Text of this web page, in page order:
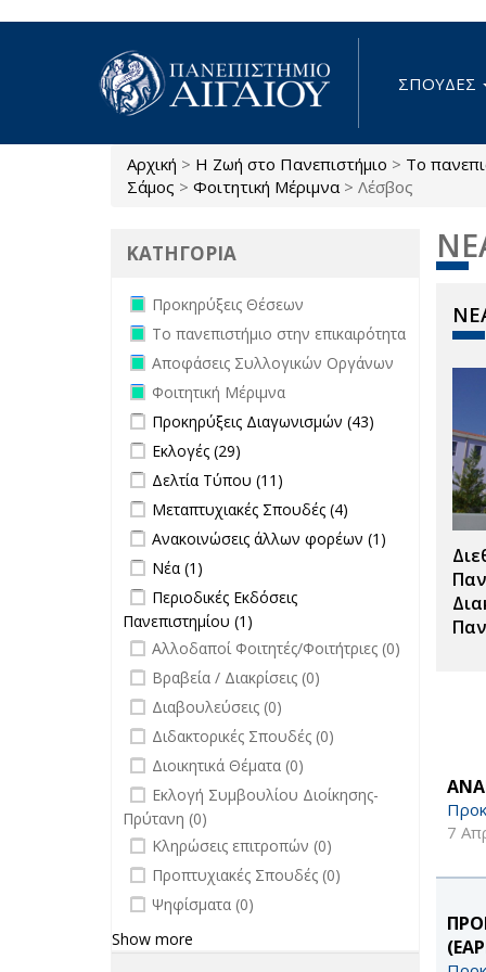
ΣΠΟΥΔΕΣ
Είστε εδώ
Αρχική > Η Ζωή στο Πανεπιστήμιο > Το
Σάμος > Φοιτητική Μέριμνα > Λέσβος
7
ΚΑΤΗΓΟΡΙΑ
Remove Προκηρύξεις Θέσεων filter
Προκηρύξεις Θέσεων
Remove Το πανεπιστήμιο στην
επικαιρότητα filter
Το πανεπιστήμιο στην επικαιρότητα
Remove Αποφάσεις Συλλογικών
Οργάνων filter
Αποφάσεις Συλλογικών Οργάνων
Remove Φοιτητική Μέριμνα filter
Φοιτητική Μέριμνα
Apply Προκηρύξεις Διαγωνισμών
filter
Προκηρύξεις Διαγωνισμών (43)
Προκηρύξεις
Διαγωνισμών
Apply Εκλογές filter
Εκλογές (29)
Apply Δελτία Τύπου filter
Δελτία Τύπου (11)
Apply Μεταπτυχιακές Σπουδές filter
Μεταπτυχιακές Σπουδές (4)
Μεταπτυχιακές
Σπουδές filter
Apply Ανακοινώσεις άλλων φορέων
filter
Ανακοινώσεις άλλων φορέων (1)
Ανακοινώσεις
φορέων filter
Apply Νέα filter
Νέα (1)
Apply Περιοδικές Εκδόσεις
Πανεπιστημίου filter
Περιοδικές Εκδόσεις
Πανεπιστημίου (1)
Εκδόσεις
Πανεπιστημίου filter
undefined
Αλλοδαποί Φοιτητές/Φοιτήτριες (0)
undefined
Βραβεία / Διακρίσεις (0)
undefined
Διαβουλεύσεις (0)
undefined
Διδακτορικές Σπουδές (0)
undefined
Διοικητικά Θέματα (0)
undefined
Εκλογή Συμβουλίου Διοίκησης-
Πρύτανη (0)
undefined
Κληρώσεις επιτροπών (0)
undefined
Προπτυχιακές Σπουδές (0)
undefined
Ψηφίσματα (0)
Show more